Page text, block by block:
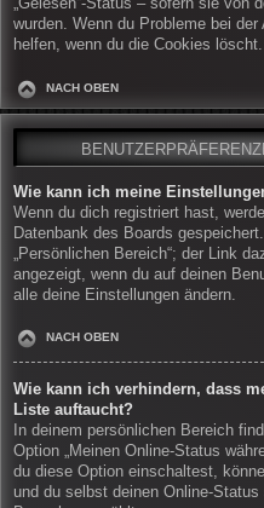
„Gelesen“-Status – sofern sie von
wurden. Wenn du Probleme bei
helfen, wenn du die Cookies löscht.
NACH OBEN
Wie kann ich meine
Wenn du dich registriert hast,
Datenbank des Boards
„Persönlichen Bereich“; der Link
angezeigt, wenn du auf deinen
alle deine Einstellungen ändern.
NACH OBEN
Wie kann ich verhindern, dass
Liste auftaucht?
In deinem persönlichen Bereich
Option „Meinen Online-Status
du diese Option einschaltest,
und du selbst deinen Online-